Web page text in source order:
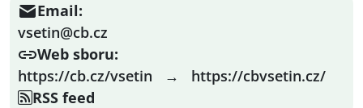
Email:
vsetin@cb.cz
Web sboru:
https://cb.cz/vsetin → https://cbvsetin.cz/
RSS feed